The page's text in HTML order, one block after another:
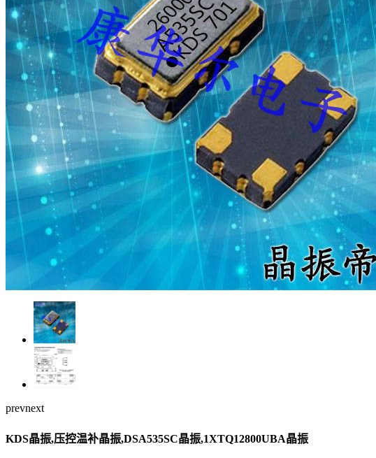
prevnext
KDS晶振,压控温补晶振,DSA535SC晶振,1XTQ12800UBA晶振